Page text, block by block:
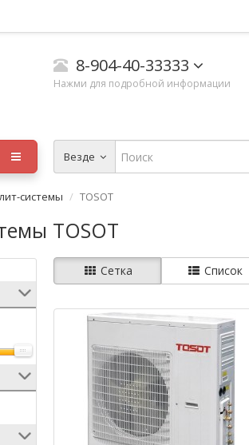
8-904-40-33333
Нажми для подробной информации
Везде
системы TOSOT
TOSOT
Сетка Список